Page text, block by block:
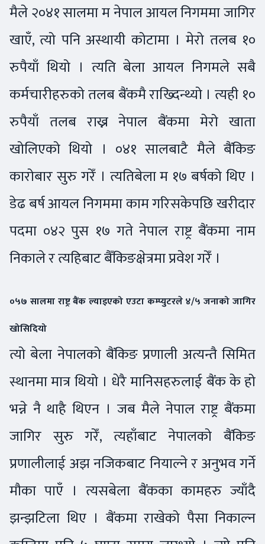
मैले २०४१ सालमा म नेपाल आयल निगममा जागिर
खाएँ, त्यो पनि अस्थायी कोटामा । मेरो तलब १०
रुपैयाँ थियो । त्यति बेला आयल निगमले सबै
कर्मचारीहरुको तलब बैंकमै राख्दिन्थ्यो । त्यही १०
रुपैयाँ तलब राख्न नेपाल बैंकमा मेरो खाता
खोलिएको थियो । ०४१ सालबाटै मैले बैंकिङ
कारोबार सुरु गरेँ । त्यतिबेला म १७ बर्षको थिए ।
डेढ बर्ष आयल निगममा काम गरिसकेपछि खरीदार
पदमा ०४२ पुस १७ गते नेपाल राष्ट्र बैंकमा नाम
निकाले र त्यहिबाट बैँकिङक्षेत्रमा प्रवेश गरेँ ।
०५७ सालमा राष्ट्र बैंक ल्याइएको एउटा कम्प्युटरले ४/५ जनाको जागिर
खोसिदियो
त्यो बेला नेपालको बैंकिङ प्रणाली अत्यन्तै सिमित
स्थानमा मात्र थियो । धेरै मानिसहरुलाई बैंक के हो
भन्ने नै थाहै थिएन । जब मैले नेपाल राष्ट्र बैंकमा
जागिर सुरु गरेँ, त्यहाँबाट नेपालको बैंकिङ
प्रणालीलाई अझ नजिकबाट नियाल्ने र अनुभव गर्ने
मौका पाएँ । त्यसबेला बैंकका कामहरु ज्याँदै
झन्झटिला थिए । बैंकमा राखेको पैसा निकाल्न